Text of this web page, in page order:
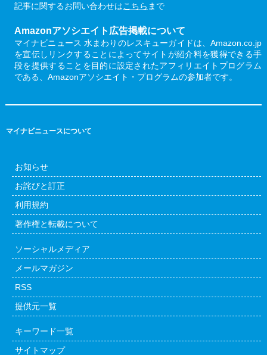
記事に関するお問い合わせはこちら まで
Amazonアソシエイト広告掲載について
マイナビニュース 水まわりのレスキューガイドは、Amazon.co.jp
を宣伝しリンクすることによってサイトが紹介料を獲得できる手
段を提供することを目的に設定されたアフィリエイトプログラム
である、Amazonアソシエイト・プログラムの参加者です。
マイナビニュースについて
お知らせ
お詫びと訂正
利用規約
著作権と転載について
ソーシャルメディア
メールマガジン
RSS
提供元一覧
キーワード一覧
サイトマップ